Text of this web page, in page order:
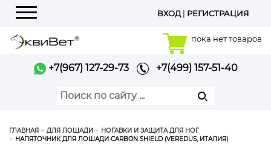
Меню
ВХОД| РЕГИСТРАЦИЯ
пока нет товаров
+7(967) 127-29-73 +7(499) 157-51-40
ГЛАВНАЯ ДЛЯ ЛОШАДИ
НОГАВКИ И ЗАЩИТА ДЛЯ НОГ
НАПЯТОЧНИК ДЛЯ ЛОШАДИ CARBON SHIELD (VEREDUS, ИТАЛИЯ)